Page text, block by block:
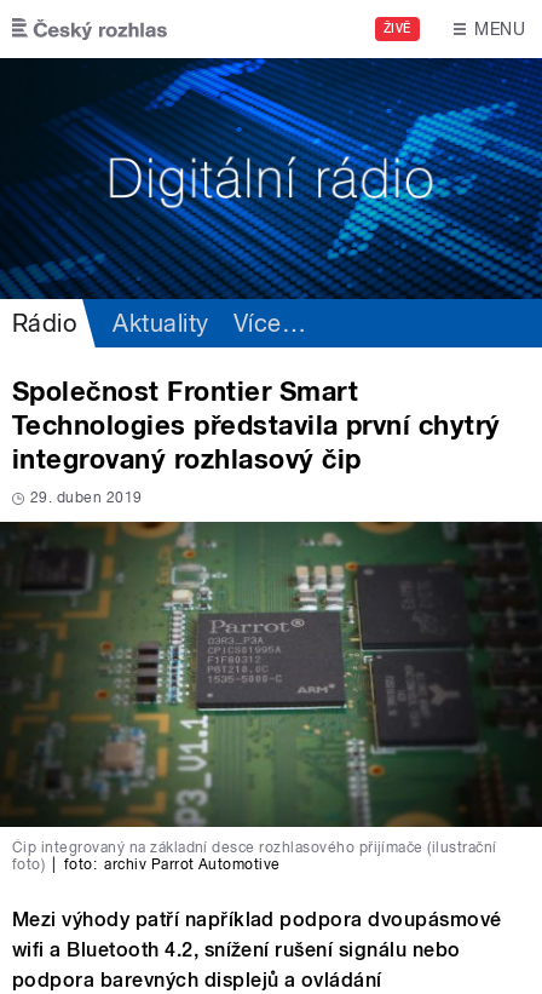
Přejít k hlavnímu obsahu
ŽIVĚ MENU
Rádio Aktuality Více…
Společnost Frontier Smart
Technologies představila první chytrý
integrovaný rozhlasový čip
29. duben 2019
Čip integrovaný na základní desce rozhlasového přijímače (ilustrační
foto)
foto: archiv Parrot Automotive
Mezi výhody patří například podpora dvoupásmové
wifi a Bluetooth 4.2, snížení rušení signálu nebo
podpora barevných displejů a ovládání